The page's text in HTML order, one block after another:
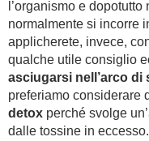
l’organismo e
normalmente si incorre
applicherete, invece,
qualche utile consiglio
asciugarsi nell’arco di
preferiamo considerare
detox perché svolge
dalle tossine in